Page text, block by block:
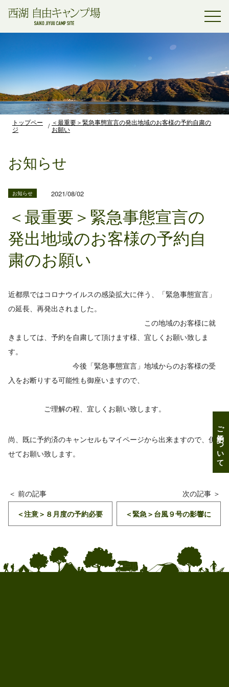
ご予約について
トップペー
ジ
＜最重要＞緊急事態宣言の発出地域のお客様の予約自粛の
お願い
お知らせ
お知らせ 2021/08/02
＜最重要＞緊急事態宣言の
発出地域のお客様の予約自
粛のお願い
近都県ではコロナウイルスの感染拡大に伴う、「緊急事態宣言」
の延長、再発出されました。
この地域のお客様に就
きましては、予約を自粛して頂けます様、宜しくお願い致しま
す。
今後「緊急事態宣言」地域からのお客様の受
入をお断りする可能性も御座いますので、
ご理解の程、宜しくお願い致します。
尚、既に予約済のキャンセルもマイページから出来ますので、併
せてお願い致します。
＜注意＞８月度の予約必要 ＜緊急＞台風９号の影響に